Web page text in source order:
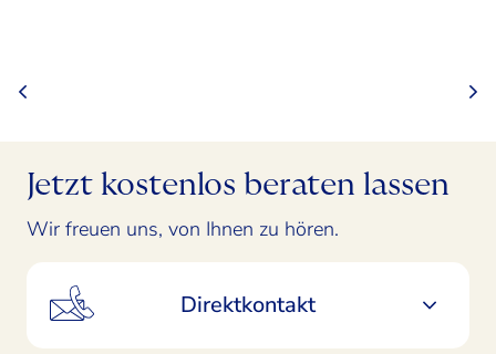
Jetzt kostenlos beraten lassen
Wir freuen uns, von Ihnen zu hören.
Direktkontakt